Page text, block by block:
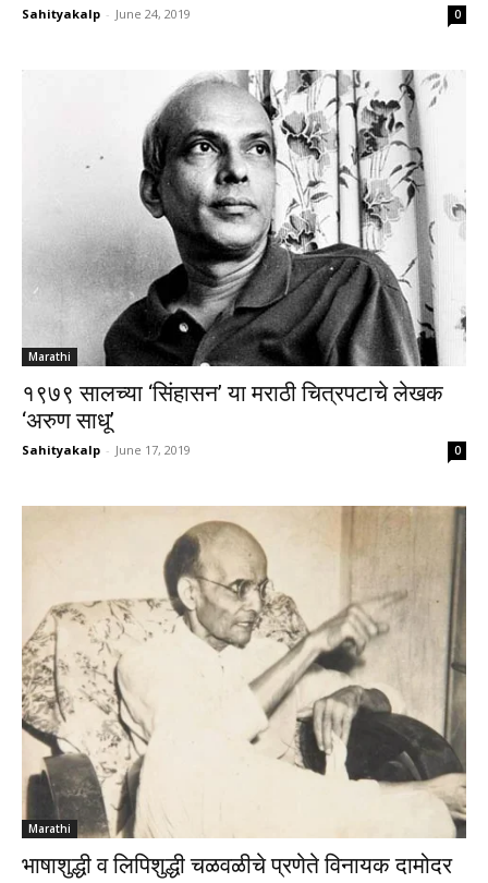
Sahityakalp - June 24, 2019 0
Marathi
१९७९ सालच्या ‘सिंहासन’ या मराठी चित्रपटाचे लेखक
‘अरुण साधू’
Sahityakalp - June 17, 2019 0
Marathi
भाषाशुद्धी व लिपिशुद्धी चळवळीचे प्रणेते विनायक दामोदर